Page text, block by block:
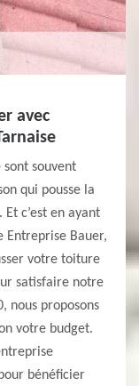
avec
souvent
qui pousse la
c’est en ayant
Entreprise Bauer,
votre toiture
satisfaire notre
nous proposons
votre budget.
bénéficier